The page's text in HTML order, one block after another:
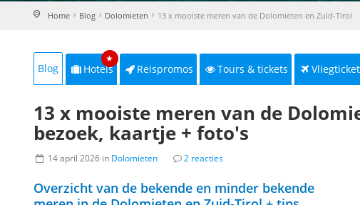
Home Blog Dolomieten 13 x mooiste meren van de Dolomieten en Zuid-Tirol
Blog Hotels
★
Reispromos Tours & tickets
13 x mooiste meren van de
bezoek, kaartje + foto's
14 april 2026 in Dolomieten 2 reacties
Overzicht van de bekende en minder bekende